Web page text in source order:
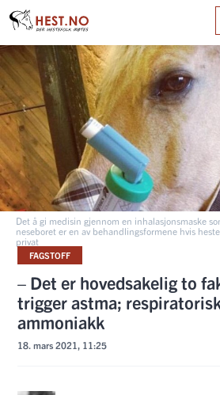
Det å gi medisin gjennom en inhalasjonsmaske
neseboret er en av behandlingsformene hvis
privat
FAGSTOFF
– Det er hovedsakelig to
trigger astma;
ammoniakk
18. mars 2021, 11:25